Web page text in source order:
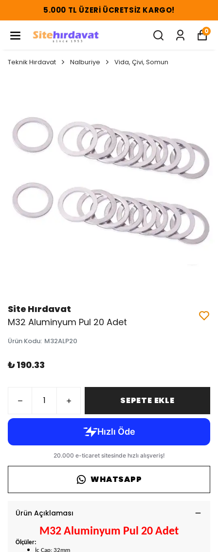
5.000 TL ÜZERI ÜCRETSIZ KARGO!
0
Teknik Hırdavat Nalburiye Vida, Çivi, Somun
Site Hırdavat
M32 Aluminyum Pul 20 Adet
Ürün Kodu: M32ALP20
₺ 190.33
SEPETE EKLE
WHATSAPP
Ürün Açıklaması
M32 Aluminyum Pul 20 Adet
Ölçüler:
İç Çap: 32mm